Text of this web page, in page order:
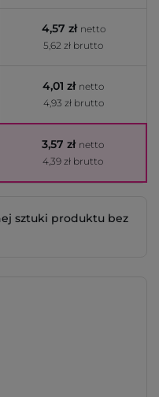
4,57 zł netto
5,62 zł brutto
4,01 zł netto
4,93 zł brutto
3,57 zł netto
4,39 zł brutto
sztuki produktu bez